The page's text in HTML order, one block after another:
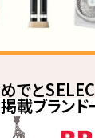
でと
掲載ブランド